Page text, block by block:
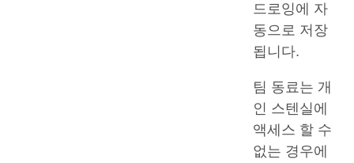
드로잉에 자
동으로 저장
됩니다.
팀 동료는 개
인 스텐실에
액세스 할 수
없는 경우에